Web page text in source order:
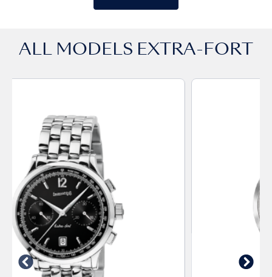
ALL MODELS EXTRA-FORT